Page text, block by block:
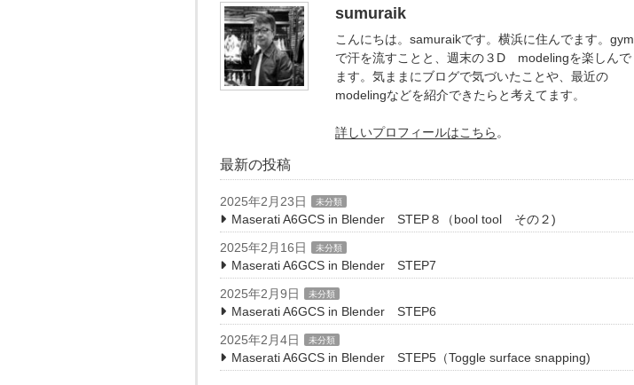
sumuraik
こんにちは。samuraikです。横浜に住んでます。gym
で汗を流すことと、週末の３D modelingを楽しんで
ます。気ままにブログで気づいたことや、最近の
modelingなどを紹介できたらと考えてます。
詳しいプロフィールはこちら。
最新の投稿
2025年2月23日 未分類
Maserati A6GCS in Blender STEP８（bool tool その２)
2025年2月16日
未分類
Maserati A6GCS in Blender STEP7
2025年2月9日
未分類
Maserati A6GCS in Blender STEP6
2025年2月4日
未分類
Maserati A6GCS in Blender STEP5（Toggle surface snapping)